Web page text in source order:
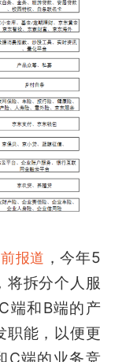
报道 ，今年5
将拆分个人服
端和B端的产
职能，以便更
C端的业务竞